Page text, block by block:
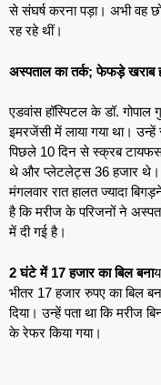
से संघर्ष करना पड़ा। अभी वह
रह रहे थीं।
अस्पताल का तर्क; फेफड़े खराब
एडवांस हॉस्पिटल के डॉ. गोपाल
इमरजेंसी में लाया गया था।
पिछले 10 दिन से स्क्रब
थे और प्लेटलेट्स 36 हजार थे।
मंगलवार रात हालत ज्यादा
है कि मरीज के परिजनों ने
में दी गई है।
2 घंटे में 17 हजार का बिल बना
भीतर 17 हजार रुपए का बिल
दिया। उन्हें पता था कि मरीज
के रेफर किया गया।